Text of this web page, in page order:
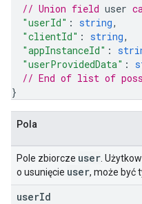
// Union field user
"userId" : string,
"clientId" : string,
"appInstanceId" :
"userProvidedData" :
// End of list of
}
Pola
Pole zbiorcze user .
o usunięcie user, może być
userId